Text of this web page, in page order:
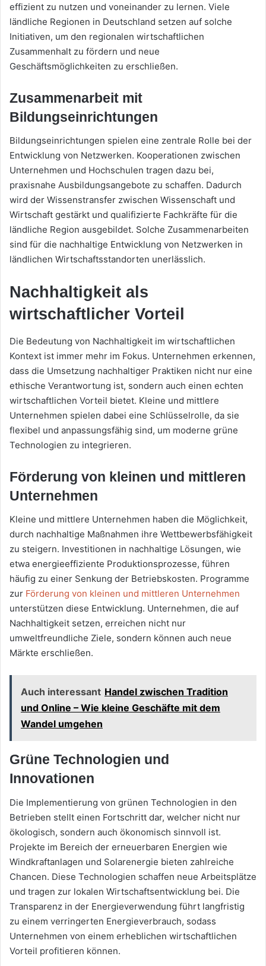
effizient zu nutzen und voneinander zu lernen. Viele
ländliche Regionen in Deutschland setzen auf solche
Initiativen, um den regionalen wirtschaftlichen
Zusammenhalt zu fördern und neue
Geschäftsmöglichkeiten zu erschließen.
Zusammenarbeit mit
Bildungseinrichtungen
Bildungseinrichtungen spielen eine zentrale Rolle bei der
Entwicklung von Netzwerken. Kooperationen zwischen
Unternehmen und Hochschulen tragen dazu bei,
praxisnahe Ausbildungsangebote zu schaffen. Dadurch
wird der Wissenstransfer zwischen Wissenschaft und
Wirtschaft gestärkt und qualifizierte Fachkräfte für die
ländliche Region ausgebildet. Solche Zusammenarbeiten
sind für die nachhaltige Entwicklung von Netzwerken in
ländlichen Wirtschaftsstandorten unerlässlich.
Nachhaltigkeit als
wirtschaftlicher Vorteil
Die Bedeutung von Nachhaltigkeit im wirtschaftlichen
Kontext ist immer mehr im Fokus. Unternehmen erkennen,
dass die Umsetzung nachhaltiger Praktiken nicht nur eine
ethische Verantwortung ist, sondern auch einen echten
wirtschaftlichen Vorteil bietet. Kleine und mittlere
Unternehmen spielen dabei eine Schlüsselrolle, da sie
flexibel und anpassungsfähig sind, um moderne grüne
Technologien zu integrieren.
Förderung von kleinen und mittleren
Unternehmen
Kleine und mittlere Unternehmen haben die Möglichkeit,
durch nachhaltige Maßnahmen ihre Wettbewerbsfähigkeit
zu steigern. Investitionen in nachhaltige Lösungen, wie
etwa energieeffiziente Produktionsprozesse, führen
häufig zu einer Senkung der Betriebskosten. Programme
zur Förderung von kleinen und mittleren Unternehmen
unterstützen diese Entwicklung. Unternehmen, die auf
Nachhaltigkeit setzen, erreichen nicht nur
umweltfreundliche Ziele, sondern können auch neue
Märkte erschließen.
Auch interessant Handel zwischen Tradition
und Online – Wie kleine Geschäfte mit dem
Wandel umgehen
Grüne Technologien und
Innovationen
Die Implementierung von grünen Technologien in den
Betrieben stellt einen Fortschritt dar, welcher nicht nur
ökologisch, sondern auch ökonomisch sinnvoll ist.
Projekte im Bereich der erneuerbaren Energien wie
Windkraftanlagen und Solarenergie bieten zahlreiche
Chancen. Diese Technologien schaffen neue Arbeitsplätze
und tragen zur lokalen Wirtschaftsentwicklung bei. Die
Transparenz in der Energieverwendung führt langfristig
zu einem verringerten Energieverbrauch, sodass
Unternehmen von einem erheblichen wirtschaftlichen
Vorteil profitieren können.